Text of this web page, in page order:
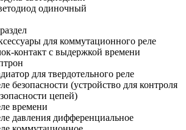
одиночный
для коммутационного реле
контакт с выдержкой времени
для твердотельного реле
безопасности (устройство для контроля
цепей)
времени
давления дифференциальное